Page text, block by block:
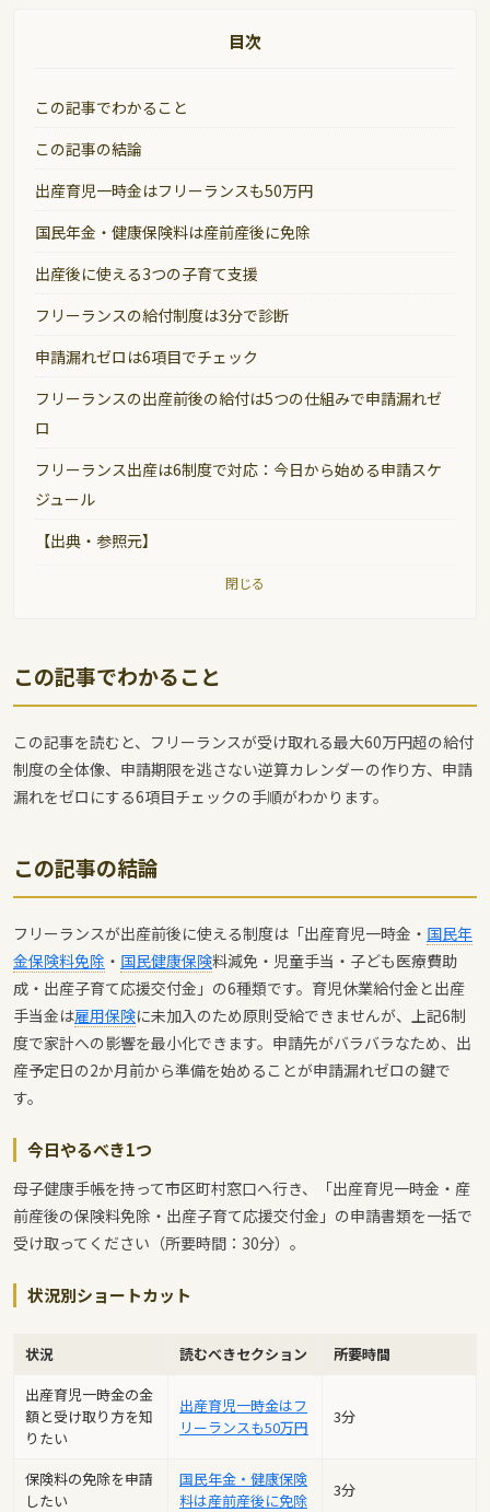
目次
この記事でわかること
この記事の結論
出産育児一時金はフリーランスも50万円
国民年金・健康保険料は産前産後に免除
出産後に使える3つの子育て支援
フリーランスの給付制度は3分で診断
申請漏れゼロは6項目でチェック
フリーランスの出産前後の給付は5つの仕組みで申請漏れゼ
ロ
フリーランス出産は6制度で対応：今日から始める申請スケ
ジュール
【出典・参照元】
閉じる
この記事でわかること
この記事を読むと、フリーランスが受け取れる最大60万円超の給付
制度の全体像、申請期限を逃さない逆算カレンダーの作り方、申請
漏れをゼロにする6項目チェックの手順がわかります。
この記事の結論
フリーランスが出産前後に使える制度は「出産育児一時金・ 国民年
金保険料免除 ・ 国民健康保険料減免・児童手当・子ども医療費助
成・出産子育て応援交付金」の6種類です。育児休業給付金と出産
手当金は雇用保険に未加入のため原則受給できませんが、上記6制
度で家計への影響を最小化できます。申請先がバラバラなため、出
産予定日の2か月前から準備を始めることが申請漏れゼロの鍵で
す。
今日やるべき1つ
母子健康手帳を持って市区町村窓口へ行き、「出産育児一時金・産
前産後の保険料免除・出産子育て応援交付金」の申請書類を一括で
受け取ってください（所要時間：30分）。
状況別ショートカット
状況 読むべきセクション
所要時間
出産育児一時金の金
額と受け取り方を知
りたい
出産育児一時金はフ
リーランスも50万円
3分
保険料の免除を申請
したい
国民年金・健康保険
料は産前産後に免除
3分